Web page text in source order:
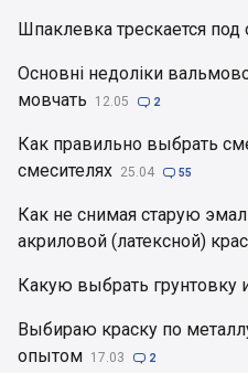
Шпаклевка трескается
Основні недоліки
мовчать
12.05  2
Как правильно выбрать
смесителях 25.04  55
Как не снимая старую
акриловой (латексной)
Какую выбрать грунтовку
Выбираю краску по
опытом 17.03  2